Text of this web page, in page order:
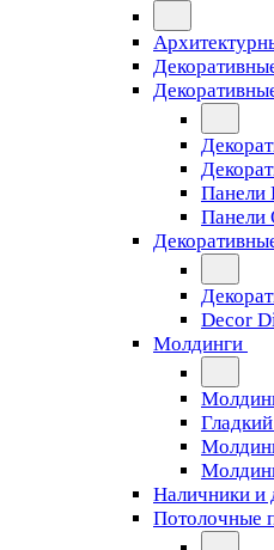
Панели
Панели
Decor
Молдинги
Наличники и
Потолочные